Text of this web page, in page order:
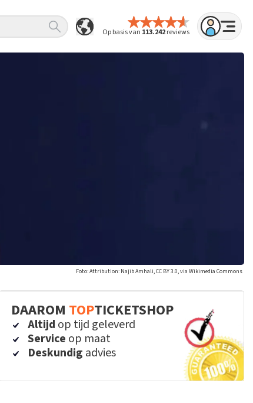
Op basis van 113.242reviews
Foto: Attribution: Najib Amhali, CC BY 3.0, via Wikimedia Commons
DAAROM TOPTICKETSHOP
Altijd op tijd geleverd
Service op maat
Deskundig advies